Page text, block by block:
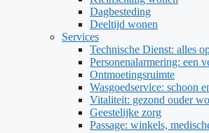
Dagbesteding
Deeltijd wonen
Services
Technische Dienst: alles
Personenalarmering: een
Ontmoetingsruimte
Wasgoedservice: schoon
Vitaliteit: gezond ouder
Geestelijke zorg
Passage: winkels,